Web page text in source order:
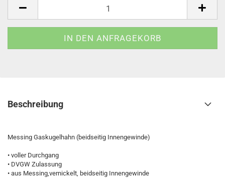
Beschreibung
Messing Gaskugelhahn (beidseitig Innengewinde)
• voller Durchgang
• DVGW Zulassung
• aus Messing,vernickelt, beidseitig Innengewinde